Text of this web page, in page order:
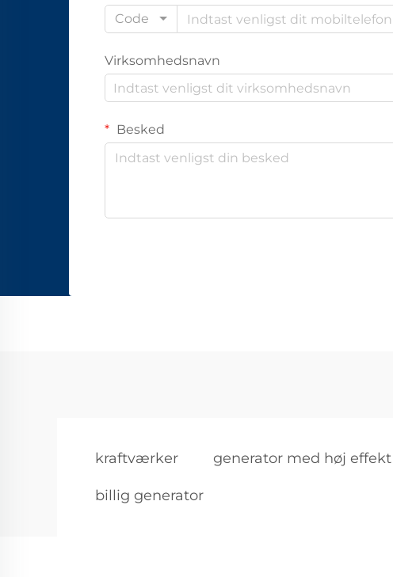
Code
Virksomhedsnavn
Besked
kraftværker generator med høj effekt
billig generator